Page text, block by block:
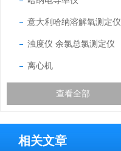
意大利哈纳溶解氧测定仪
浊度仪 余氯总氯测定仪
离心机
查看全部
相关文章